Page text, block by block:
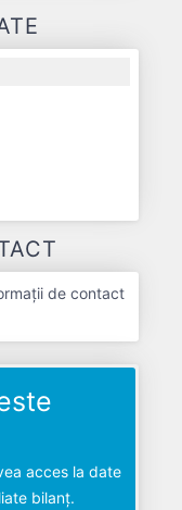
de contact
acces la date
bilanț.